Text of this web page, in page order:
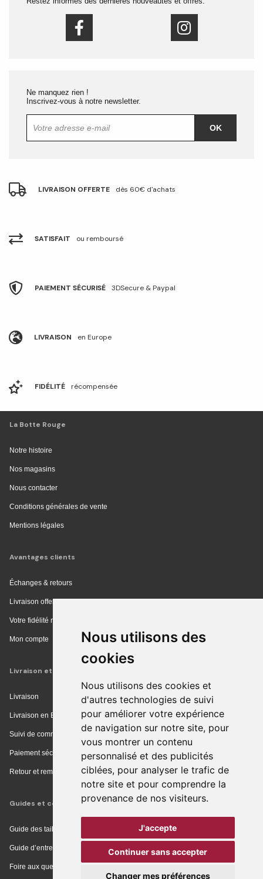
Nous utilisons des
cookies
Nous utilisons des cookies et
d'autres technologies de suivi
pour améliorer votre expérience
de navigation sur notre site, pour
vous montrer un contenu
personnalisé et des publicités
ciblées, pour analyser le trafic de
notre site et pour comprendre la
provenance de nos visiteurs.
J'accepte
Continuer sans accepter
Changer mes préférences
Ne manquez rien !
Inscrivez-vous à notre newsletter.
OK
LIVRAISON OFFERTE dès 60€ d'achats
SATISFAIT ou remboursé
PAIEMENT SÉCURISÉ 3DSecure & Paypal
LIVRAISON en Europe
FIDÉLITÉ récompensée
La Botte Rouge
Notre histoire
Nos magasins
Nous contacter
Conditions générales de vente
Mentions légales
Avantages clients
Échanges & retours
Livraison offerte en magasin
Votre fidélité récompensée
Mon compte
Livraison et achat
Livraison
Livraison en Europe
Suivi de commande
Paiement sécurisé
Retour et remboursement
Guides et conseils
Guide des tailles
Guide d’entretien
Foire aux questions